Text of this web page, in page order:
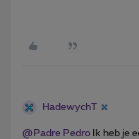
HadewychT
@Padre Pedro Ik heb je